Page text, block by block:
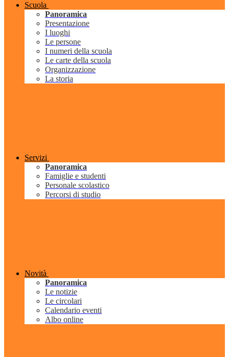
Scuola
Panoramica
Presentazione
I luoghi
Le persone
I numeri della scuola
Le carte della scuola
Organizzazione
La storia
Servizi
Panoramica
Famiglie e studenti
Personale scolastico
Percorsi di studio
Novità
Panoramica
Le notizie
Le circolari
Calendario eventi
Albo online